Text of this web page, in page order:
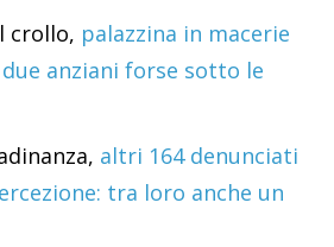
crollo, palazzina in macerie
anziani forse sotto le
altri 164 denunciati
tra loro anche un